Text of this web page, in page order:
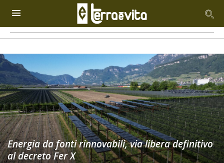
Energia da fonti rinnovabili, via libera definitivo
al decreto Fer X